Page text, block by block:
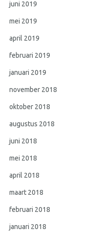
juni 2019
mei 2019
april 2019
februari 2019
januari 2019
november 2018
oktober 2018
augustus 2018
juni 2018
mei 2018
april 2018
maart 2018
februari 2018
januari 2018